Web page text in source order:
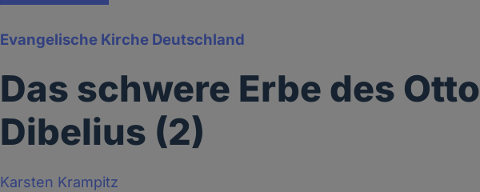
Evangelische Kirche Deutschland
Das schwere Erbe des Otto
Dibelius (2)
Karsten Krampitz